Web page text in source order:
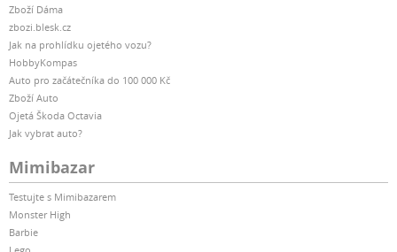
Zboží Dáma
zbozi.blesk.cz
Jak na prohlídku ojetého vozu?
HobbyKompas
Auto pro začátečníka do 100 000 Kč
Zboží Auto
Ojetá Škoda Octavia
Jak vybrat auto?
Mimibazar
Testujte s Mimibazarem
Monster High
Barbie